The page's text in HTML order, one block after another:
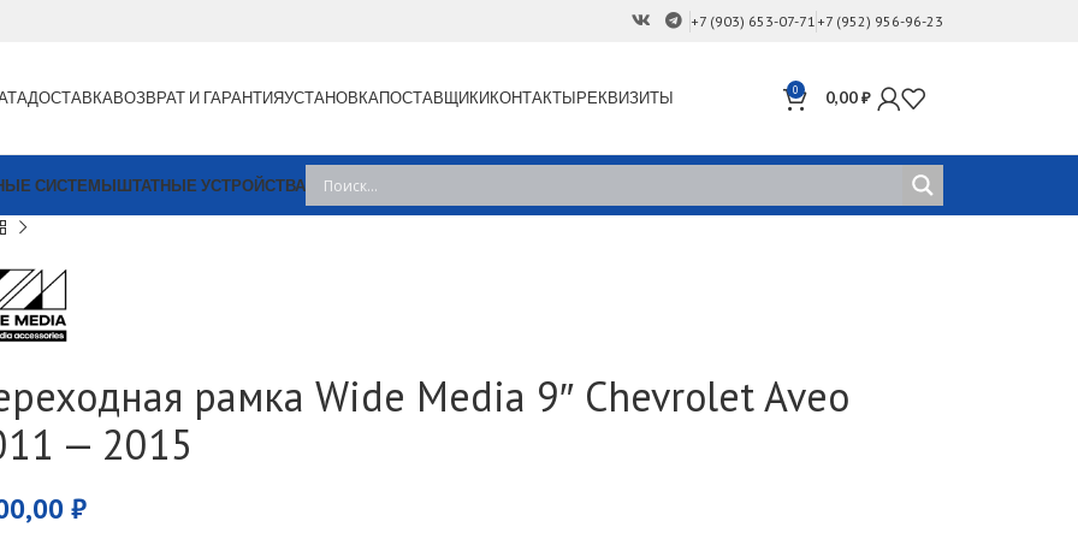
+7 (903) 653-07-71 +7 (952) 956-96-23
ДОСТАВКАВОЗВРАТ И ГАРАНТИЯУСТАНОВКАПОСТАВЩИКИКОНТАКТЫРЕКВИЗИТЫ 0 0,00₽
СИСТЕМЫШТАТНЫЕ УСТРОЙСТВА
рамка Wide Media 9″ Chevrolet Aveo
— 2015
₽